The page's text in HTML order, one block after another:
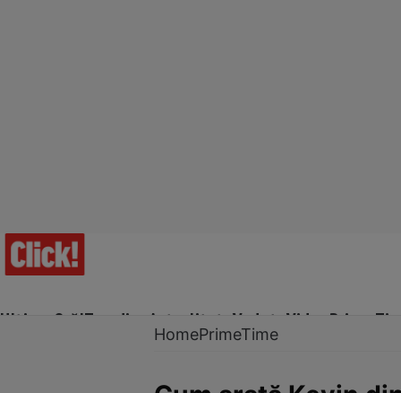
Ultima Oră!Trending Actualitate Vedete Video Prime
HomePrimeTime